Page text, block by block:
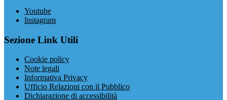
Youtube
Instagram
Sezione Link Utili
Cookie policy
Note legali
Informativa Privacy
Ufficio Relazioni con il Pubblico
Dichiarazione di accessibilità